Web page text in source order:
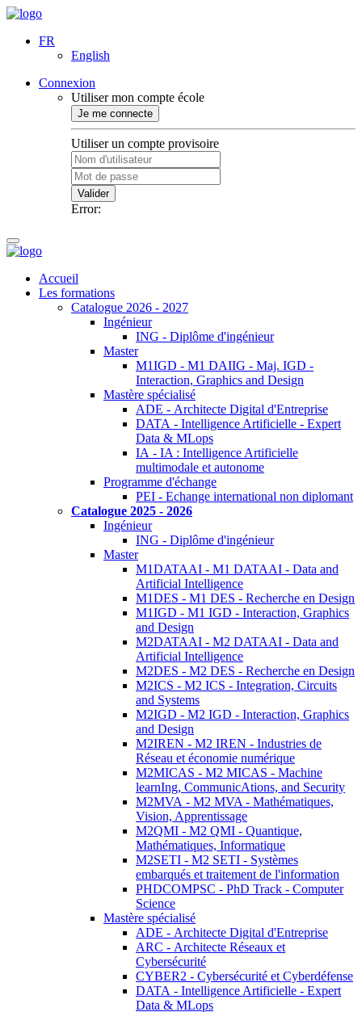
FR
English
Connexion
Utiliser mon compte école
Je me connecte
Utiliser un compte provisoire
Valider
Error:
Accueil
Les formations
Catalogue 2026 - 2027
Ingénieur
ING - Diplôme d'ingénieur
Master
M1IGD - M1 DAIIG - Maj. IGD -
Interaction, Graphics and Design
Mastère spécialisé
ADE - Architecte Digital d'Entreprise
DATA - Intelligence Artificielle - Expert
Data & MLops
IA - IA : Intelligence Artificielle
multimodale et autonome
Programme d'échange
PEI - Echange international non diplomant
Catalogue 2025 - 2026
Ingénieur
ING - Diplôme d'ingénieur
Master
M1DATAAI - M1 DATAAI - Data and
Artificial Intelligence
M1DES - M1 DES - Recherche en Design
M1IGD - M1 IGD - Interaction, Graphics
and Design
M2DATAAI - M2 DATAAI - Data and
Artificial Intelligence
M2DES - M2 DES - Recherche en Design
M2ICS - M2 ICS - Integration, Circuits
and Systems
M2IGD - M2 IGD - Interaction, Graphics
and Design
M2IREN - M2 IREN - Industries de
Réseau et économie numérique
M2MICAS - M2 MICAS - Machine
learnIng, CommunicAtions, and Security
M2MVA - M2 MVA - Mathématiques,
Vision, Apprentissage
M2QMI - M2 QMI - Quantique,
Mathématiques, Informatique
M2SETI - M2 SETI - Systèmes
embarqués et traitement de l'information
PHDCOMPSC - PhD Track - Computer
Science
Mastère spécialisé
ADE - Architecte Digital d'Entreprise
ARC - Architecte Réseaux et
Cybersécurité
CYBER2 - Cybersécurité et Cyberdéfense
DATA - Intelligence Artificielle - Expert
Data & MLops